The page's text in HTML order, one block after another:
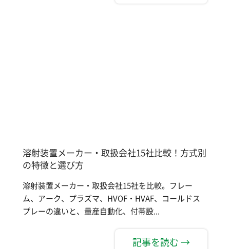
溶射装置メーカー・取扱会社15社比較！方式別
の特徴と選び方
溶射装置メーカー・取扱会社15社を比較。フレー
ム、アーク、プラズマ、HVOF・HVAF、コールドス
プレーの違いと、量産自動化、付帯設...
記事を読む →